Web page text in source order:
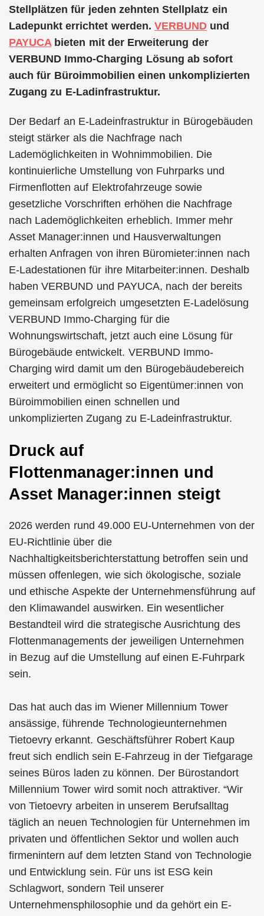
Stellplätzen für jeden zehnten Stellplatz ein
Ladepunkt errichtet werden. VERBUNDund
PAYUCA bieten mit der Erweiterung der
VERBUND Immo-Charging Lösung ab sofort
auch für Büroimmobilien einen unkomplizierten
Zugang zu E-Ladinfrastruktur.
Der Bedarf an E-Ladeinfrastruktur in Bürogebäuden
steigt stärker als die Nachfrage nach
Lademöglichkeiten in Wohnimmobilien. Die
kontinuierliche Umstellung von Fuhrparks und
Firmenflotten auf Elektrofahrzeuge sowie
gesetzliche Vorschriften erhöhen die Nachfrage
nach Lademöglichkeiten erheblich. Immer mehr
Asset Manager:innen und Hausverwaltungen
erhalten Anfragen von ihren Büromieter:innen nach
E-Ladestationen für ihre Mitarbeiter:innen. Deshalb
haben VERBUND und PAYUCA, nach der bereits
gemeinsam erfolgreich umgesetzten E-Ladelösung
VERBUND Immo-Charging für die
Wohnungswirtschaft, jetzt auch eine Lösung für
Bürogebäude entwickelt. VERBUND Immo-
Charging wird damit um den Bürogebäudebereich
erweitert und ermöglicht so Eigentümer:innen von
Büroimmobilien einen schnellen und
unkomplizierten Zugang zu E-Ladeinfrastruktur.
Druck auf
Flottenmanager:innen und
Asset Manager:innen steigt
2026 werden rund 49.000 EU-Unternehmen von der
EU-Richtlinie über die
Nachhaltigkeitsberichterstattung betroffen sein und
müssen offenlegen, wie sich ökologische, soziale
und ethische Aspekte der Unternehmensführung auf
den Klimawandel auswirken. Ein wesentlicher
Bestandteil wird die strategische Ausrichtung des
Flottenmanagements der jeweiligen Unternehmen
in Bezug auf die Umstellung auf einen E-Fuhrpark
sein.
Das hat auch das im Wiener Millennium Tower
ansässige, führende Technologieunternehmen
Tietoevry erkannt. Geschäftsführer Robert Kaup
freut sich endlich sein E-Fahrzeug in der Tiefgarage
seines Büros laden zu können. Der Bürostandort
Millennium Tower wird somit noch attraktiver. “Wir
von Tietoevry arbeiten in unserem Berufsalltag
täglich an neuen Technologien für Unternehmen im
privaten und öffentlichen Sektor und wollen auch
firmenintern auf dem letzten Stand von Technologie
und Entwicklung sein. Für uns ist ESG kein
Schlagwort, sondern Teil unserer
Unternehmensphilosophie und da gehört ein E-